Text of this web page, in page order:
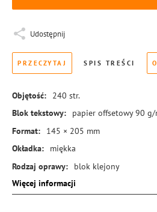
Udostępnij
PRZECZYTAJ SPIS TREŚCI
Objętość: 240 str.
Blok tekstowy:
papier offsetowy 90 g/
Format:
145 × 205 mm
Okładka:
miękka
Rodzaj oprawy:
blok klejony
ISBN:
978-83-8273-854-4
Więcej informacji